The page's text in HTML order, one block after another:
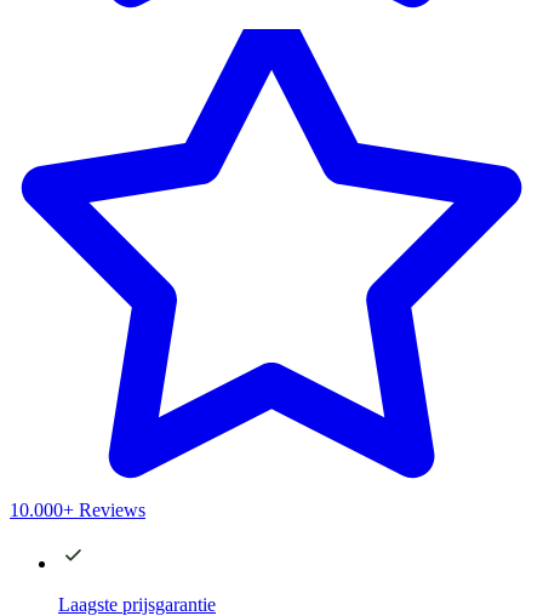
10.000+ Reviews
Laagste prijsgarantie